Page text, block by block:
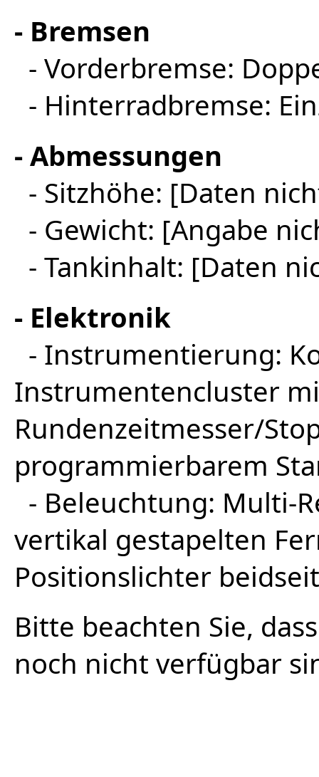
- Bremsen
- Vorderbremse:
- Hinterradbremse:
- Abmessungen
- Sitzhöhe: [Daten
- Gewicht: [Angabe
- Tankinhalt: [Daten
- Elektronik
- Instrumentierung:
Instrumentencluster
Rundenzeitmesser/
programmierbarem
- Beleuchtung: Multi-
vertikal gestapelten
Positionslichter
Bitte beachten Sie,
noch nicht verfügbar